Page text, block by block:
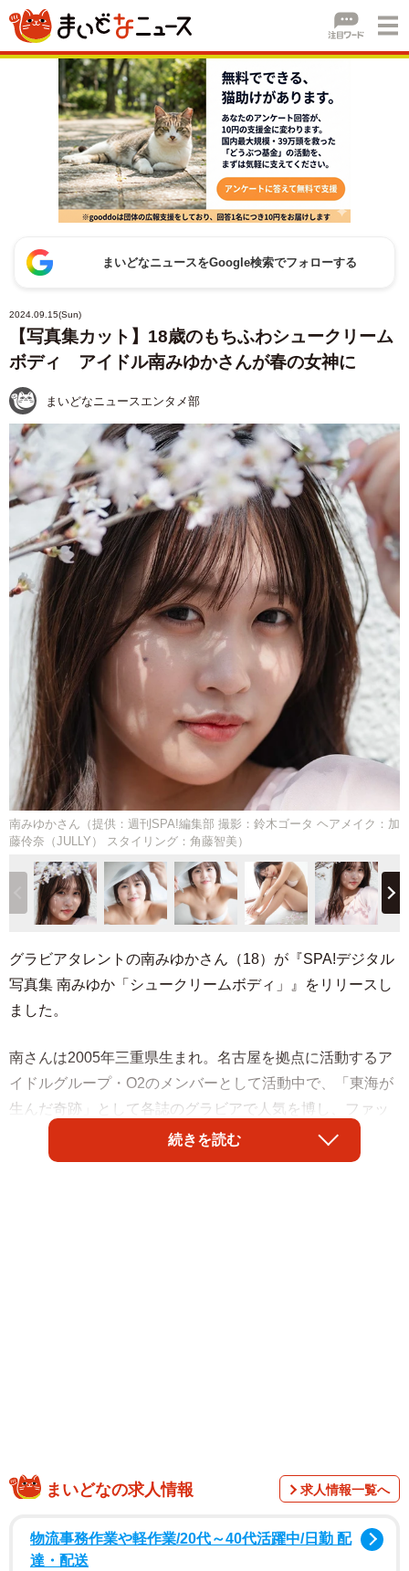
まいどなニュースをGoogle検索でフォローする
2024.09.15(Sun)
【写真集カット】18歳のもちふわシュークリーム
ボディ アイドル南みゆかさんが春の女神に
まいどなニュースエンタメ部
南みゆかさん（提供：週刊SPA!編集部 撮影：鈴木ゴータ ヘアメイク：加
藤伶奈（JULLY） スタイリング：角藤智美）
グラビアタレントの南みゆかさん（18）が『SPA!デジタル
写真集 南みゆか「シュークリームボディ」』をリリースし
ました。
南さんは2005年三重県生まれ。名古屋を拠点に活動するア
イドルグループ・O2のメンバーとして活動中で、「東海が
生んだ奇跡」として各誌のグラビアで人気を博し、ファッ
ション誌Popteenのレギュラーモデルを務めています。7月
には1st写真集「南風」（秋田書店）を発売しました。
続きを読む
まいどなの求人情報 求人情報一覧へ
物流事務作業や軽作業/20代～40代活躍中/日勤 配
達・配送